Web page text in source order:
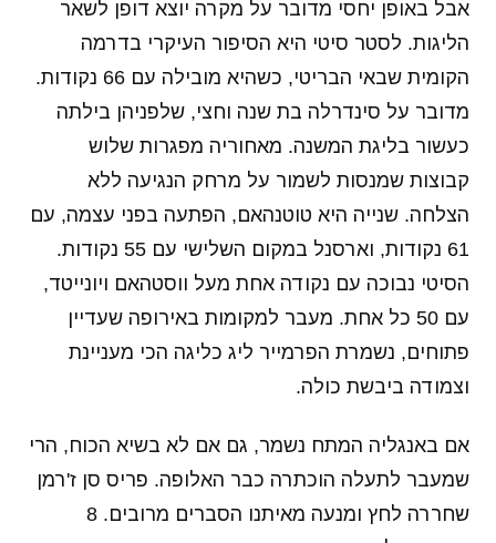
אבל באופן יחסי מדובר על מקרה יוצא דופן לשאר
הליגות. לסטר סיטי היא הסיפור העיקרי בדרמה
הקומית שבאי הבריטי, כשהיא מובילה עם 66 נקודות.
מדובר על סינדרלה בת שנה וחצי, שלפניהן בילתה
כעשור בליגת המשנה. מאחוריה מפגרות שלוש
קבוצות שמנסות לשמור על מרחק הנגיעה ללא
הצלחה. שנייה היא טוטנהאם, הפתעה בפני עצמה, עם
61 נקודות, וארסנל במקום השלישי עם 55 נקודות.
הסיטי נבוכה עם נקודה אחת מעל ווסטהאם ויונייטד,
עם 50 כל אחת. מעבר למקומות באירופה שעדיין
פתוחים, נשמרת הפרמייר ליג כליגה הכי מעניינת
וצמודה ביבשת כולה.
אם באנגליה המתח נשמר, גם אם לא בשיא הכוח, הרי
שמעבר לתעלה הוכתרה כבר האלופה. פריס סן ז'רמן
שחררה לחץ ומנעה מאיתנו הסברים מרובים. 8